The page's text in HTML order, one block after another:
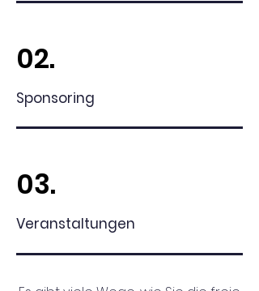
02.
Sponsoring
03.
Veranstaltungen